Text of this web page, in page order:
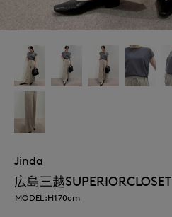
Jinda
広島三越SUPERIORCLOSET
MODEL:H170cm